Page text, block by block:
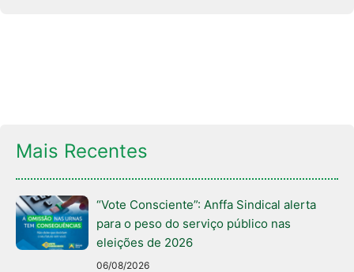
Mais Recentes
“Vote Consciente”: Anffa Sindical alerta
para o peso do serviço público nas
eleições de 2026
06/08/2026